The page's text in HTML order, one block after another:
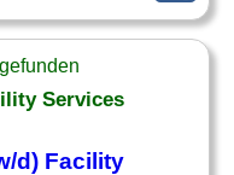
Services
d) Facility